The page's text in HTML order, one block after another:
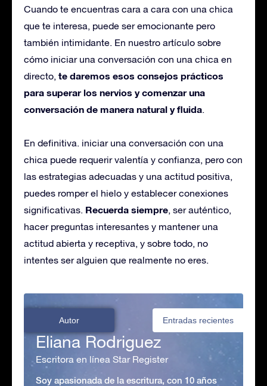
Cuando te encuentras cara a cara con una chica
que te interesa, puede ser emocionante pero
también intimidante. En nuestro artículo sobre
cómo iniciar una conversación con una chica en
directo, te daremos esos consejos prácticos
para superar los nervios y comenzar una
conversación de manera natural y fluida.
En definitiva. iniciar una conversación con una
chica puede requerir valentía y confianza, pero con
las estrategias adecuadas y una actitud positiva,
puedes romper el hielo y establecer conexiones
significativas. Recuerda siempre, ser auténtico,
hacer preguntas interesantes y mantener una
actitud abierta y receptiva, y sobre todo, no
intentes ser alguien que realmente no eres.
Autor Entradas recientes
Eliana Rodriguez
Escritora en línea Star Register
Soy apasionada de la escritura, con 10 años